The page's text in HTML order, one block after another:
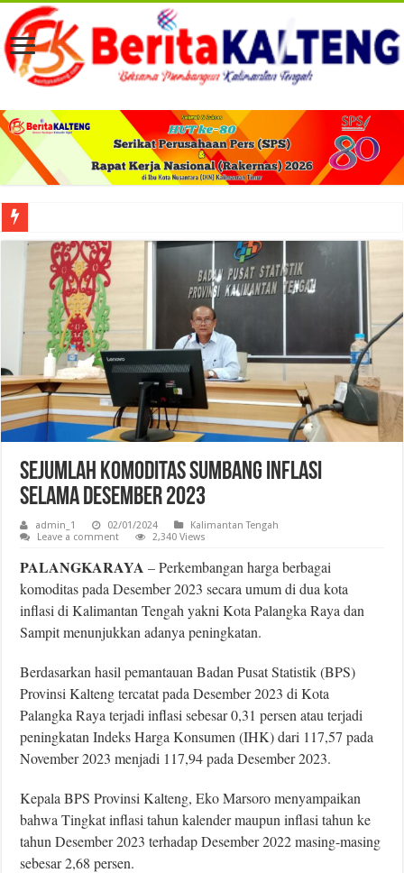
Viral! Selama Dua Bulan Lebih Siltap Serta Tunjangan Pemdes dan BPD di
Sejumlah Komoditas Sumbang Inflasi
Selama Desember 2023
admin_1 02/01/2024
Kalimantan Tengah
Leave a comment
2,340 Views
PALANGKARAYA – Perkembangan harga berbagai
komoditas pada Desember 2023 secara umum di dua kota
inflasi di Kalimantan Tengah yakni Kota Palangka Raya dan
Sampit menunjukkan adanya peningkatan.
Berdasarkan hasil pemantauan Badan Pusat Statistik (BPS)
Provinsi Kalteng tercatat pada Desember 2023 di Kota
Palangka Raya terjadi inﬂasi sebesar 0,31 persen atau terjadi
peningkatan Indeks Harga Konsumen (IHK) dari 117,57 pada
November 2023 menjadi 117,94 pada Desember 2023.
Kepala BPS Provinsi Kalteng, Eko Marsoro menyampaikan
bahwa Tingkat inﬂasi tahun kalender maupun inﬂasi tahun ke
tahun Desember 2023 terhadap Desember 2022 masing-masing
sebesar 2,68 persen.